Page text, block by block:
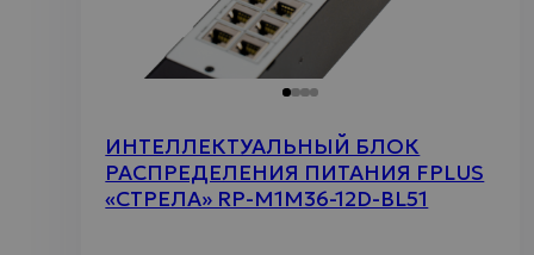
ИНТЕЛЛЕКТУАЛЬНЫЙ БЛОК
РАСПРЕДЕЛЕНИЯ ПИТАНИЯ FPLUS
«СТРЕЛА» RP-M1M36-12D-BL51